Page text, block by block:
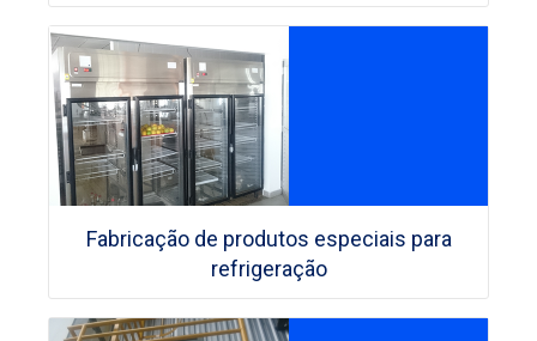
Fabricação de produtos especiais para
refrigeração